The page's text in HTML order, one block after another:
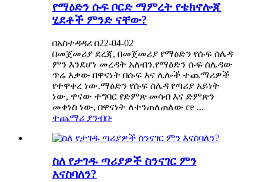
የማዕድን ሱፍ ቦርድ ማምረት የቴክኖሎጂ
ሂደቶች ምንድ ናቸው?
በአስተዳዳሪ በ22-04-02
በመጀመሪያ ደረጃ, በመጀመሪያ የማዕድን የሱፍ ሰሌዳ
ምን እንደሆነ መረዳት አለብን.የማዕድን ሱፍ ሰሌዳው
ጥሬ እቃው በዋናነት በሱፍ እና ሌሎች ተጨማሪዎች
የተዋቀረ ነው.ማዕድን የሱፍ ሰሌዳ የጣሪያ አይነት
ነው, ዋናው ተግባር የድምጽ መሳብ እና ድምጽን
መቀነስ ነው, በዋናነት ለተንጠለጠለው ce ...
ተጨማሪ ያንብቡ
ስለ የታገዱ ጣሪያዎች ስንናገር ምን
እናስባለን?